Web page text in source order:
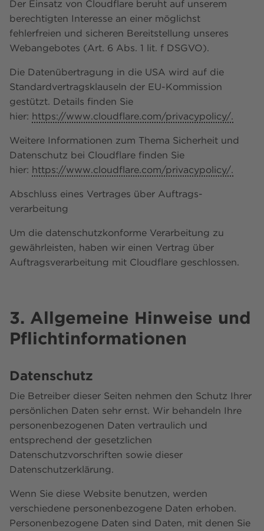
Der Einsatz von Cloudflare beruht auf unserem
berechtigten Interesse an einer möglichst
fehlerfreien und sicheren Bereitstellung unseres
Webangebotes (Art. 6 Abs. 1 lit. f DSGVO).
Die Datenübertragung in die USA wird auf die
Standardvertragsklauseln der EU-Kommission
gestützt. Details finden Sie
hier: https://www.cloudflare.com/privacypolicy/.
Weitere Informationen zum Thema Sicherheit und
Datenschutz bei Cloudflare finden Sie
hier: https://www.cloudflare.com/privacypolicy/.
Abschluss eines Vertrages über Auftrags­
verarbeitung
Um die datenschutzkonforme Verarbeitung zu
gewährleisten, haben wir einen Vertrag über
Auftragsverarbeitung mit Cloudflare geschlossen.
3. Allgemeine Hinweise und
Pflicht­informationen
Datenschutz
Die Betreiber dieser Seiten nehmen den Schutz Ihrer
persönlichen Daten sehr ernst. Wir behandeln Ihre
personenbezogenen Daten vertraulich und
entsprechend der gesetzlichen
Datenschutzvorschriften sowie dieser
Datenschutzerklärung.
Wenn Sie diese Website benutzen, werden
verschiedene personenbezogene Daten erhoben.
Personenbezogene Daten sind Daten, mit denen Sie